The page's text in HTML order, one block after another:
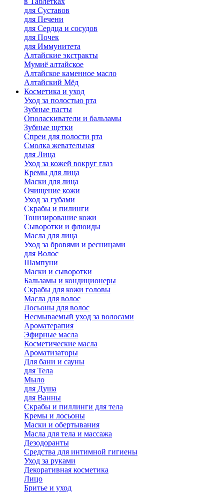
для Cуставов
для Печени
для Сердца и сосудов
для Почек
для Иммунитета
Алтайские экстракты
Мумиё алтайское
Алтайское каменное масло
Алтайский Мёд
Косметика и уход
Уход за полостью рта
Зубные пасты
Ополаскиватели и бальзамы
Зубные щетки
Спреи для полости рта
Смолка жевательная
для Лица
Уход за кожей вокруг глаз
Кремы для лица
Маски для лица
Очищение кожи
Уход за губами
Скрабы и пилинги
Тонизирование кожи
Сыворотки и флюиды
Масла для лица
Уход за бровями и ресницами
для Волос
Шампуни
Маски и сыворотки
Бальзамы и кондиционеры
Скрабы для кожи головы
Масла для волос
Лосьоны для волос
Несмываемый уход за волосами
Ароматерапия
Эфирные масла
Косметические масла
Ароматизаторы
Для бани и сауны
для Тела
Мыло
для Душа
для Ванны
Скрабы и пиллинги для тела
Кремы и лосьоны
Маски и обертывания
Масла для тела и массажа
Дезодоранты
Средства для интимной гигиены
Уход за руками
Декоративная косметика
Лицо
Бритье и уход